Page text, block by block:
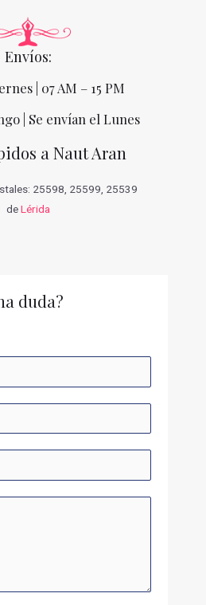
Envíos:
| 07 AM – 15 PM
| Se envían el Lunes
a Naut Aran
25598, 25599, 25539
deLérida
duda?